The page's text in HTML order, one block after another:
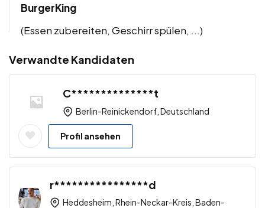
BurgerKing
(Essen zubereiten, Geschirr spülen, ...)
Verwandte Kandidaten
C**************t
Berlin-Reinickendorf, Deutschland
Profil ansehen
r****************d
Heddesheim, Rhein-Neckar-Kreis, Baden-